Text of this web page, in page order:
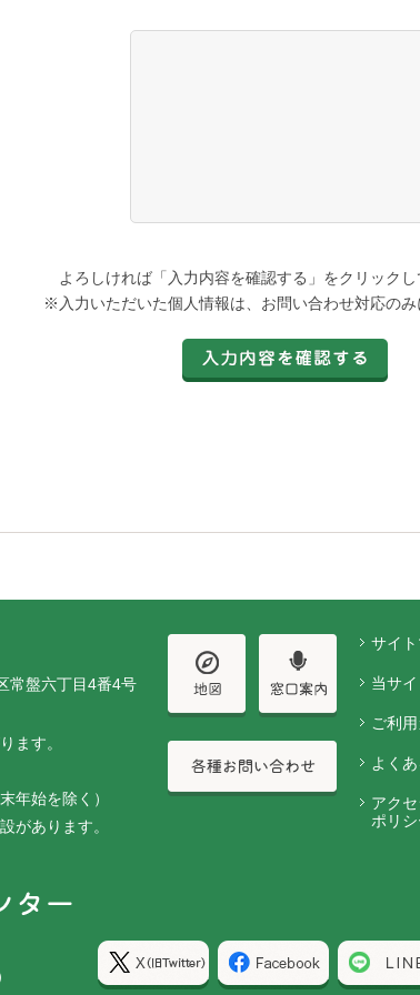
よろしければ「入力内容を確認する」をクリックし
※入力いただいた個人情報は、お問い合わせ対応のみ
常盤六丁目4番4号
ます。
年始を除く）
があります。
サイ
当サ
ご利
よく
アク
ポリ